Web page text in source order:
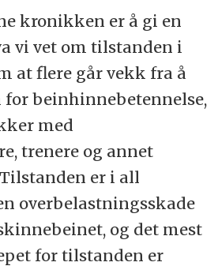
og helsepersonell.
de du velger å dele
mer om MTSS samt
Innholdet er gratis og
og Fredin har
ressursen som et
mener er svært
om MTSS på
kronikken er å gi en
vi vet om tilstanden i
at flere går vekk fra å
beinhinnebetennelse,
med
trenere og annet
er i all
overbelastningsskade
og det mest
for tilstanden er